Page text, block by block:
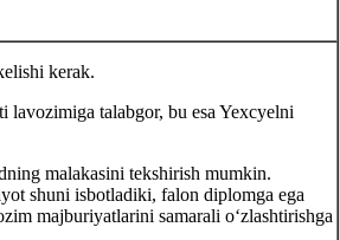
kerak.
lavozimiga talabgor, bu esa Yeхcyelni
malakasini tekshirish mumkin.
shuni isbotladiki, falon diplomga ega
majburiyatlarini samarali oʻzlashtirishga